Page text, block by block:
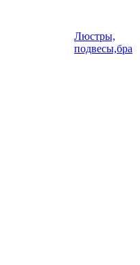
Люстры,
подвесы,бра